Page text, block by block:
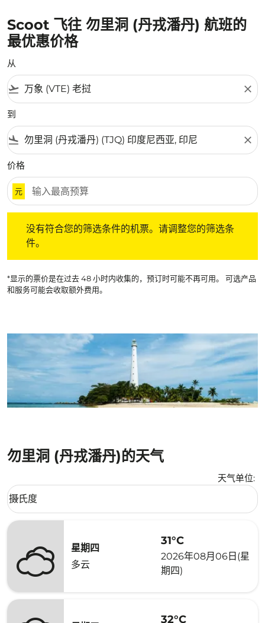
Scoot 飞往 勿里洞 (丹戎潘丹) 航班的
最优惠价格
从
flight_takeoff close
到
flight_land close
价格
元
没有符合您的筛选条件的机票。请调整您的筛选条
件。
*显示的票价是在过去 48 小时内收集的，预订时可能不再可用。 可选产品
和服务可能会收取额外费用。
勿里洞 (丹戎潘丹)的天气
天气单位:
Weather unit option 摄氏度 Selected
摄氏度
keyboard_arrow_down
星期四
多云
31°C
2026年08月06日(星
期四)
32°C